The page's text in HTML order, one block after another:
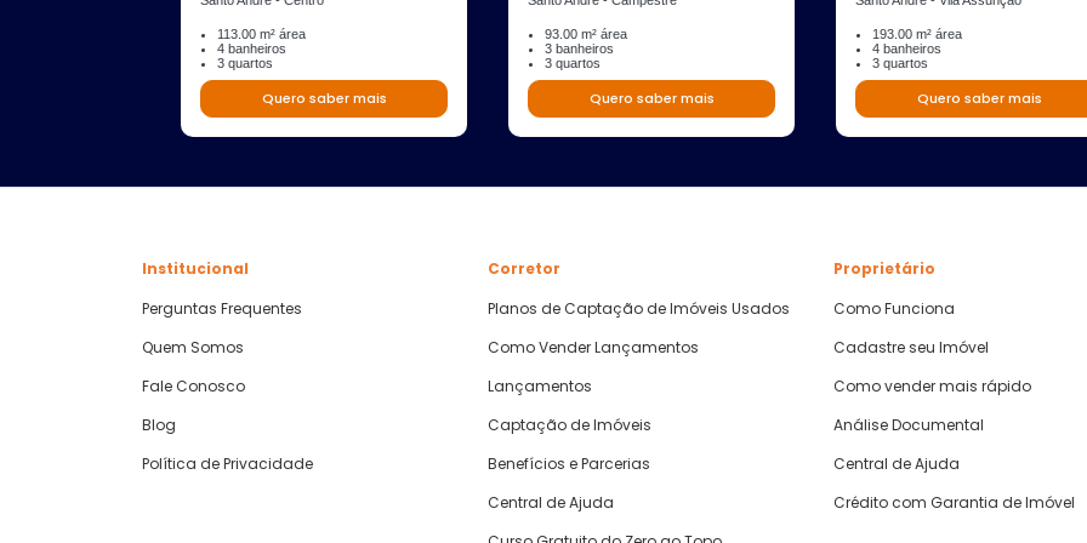
113.00 m² área
4 banheiros
3 quartos
Quero saber mais
93.00 m² área
3 banheiros
3 quartos
Quero saber mais
193.00 m² área
4 banheiros
3 quartos
Quero saber mais
Institucional
Perguntas Frequentes
Quem Somos
Fale Conosco
Blog
Política de Privacidade
Corretor
Planos de Captação de Imóveis Usados
Como Vender Lançamentos
Lançamentos
Captação de Imóveis
Benefícios e Parcerias
Central de Ajuda
Proprietário
Como Funciona
Cadastre seu Imóvel
Como vender mais rápido
Análise Documental
Central de Ajuda
Crédito com Garantia de Imóvel